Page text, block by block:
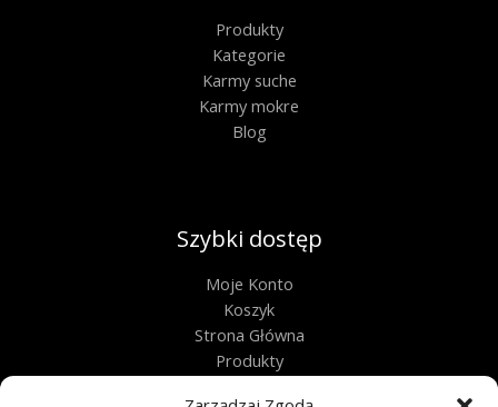
Produkty
Kategorie
Karmy suche
Karmy mokre
Blog
Szybki dostęp
Moje Konto
Koszyk
Strona Główna
Produkty